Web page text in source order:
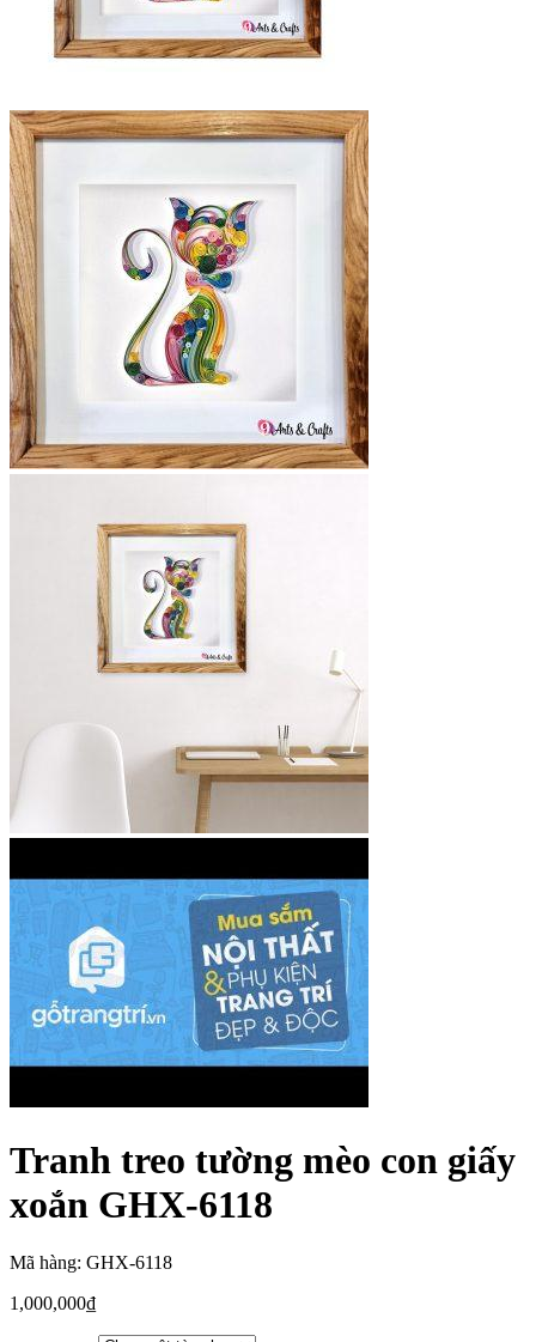
Tranh treo tường mèo con giấy
xoắn GHX-6118
Mã hàng: GHX-6118
1,000,000₫